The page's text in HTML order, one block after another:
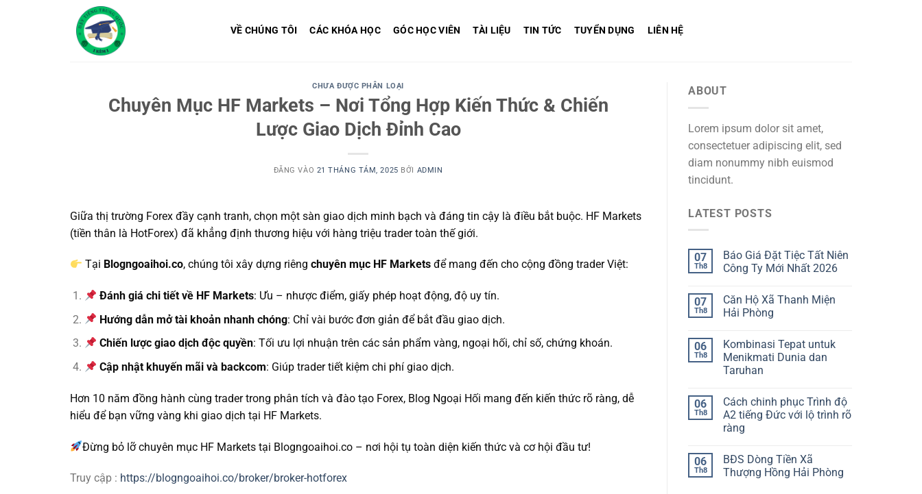
VỀ CHÚNG TÔI CÁC KHÓA HỌC GÓC HỌC VIÊN TÀI LIỆU TIN TỨC TUYỂN DỤNG LIÊN HỆ
CHƯA ĐƯỢC PHÂN LOẠI
Chuyên Mục HF Markets – Nơi Tổng Hợp Kiến Thức & Chiến
Lược Giao Dịch Đỉnh Cao
ĐĂNG VÀO 21 THÁNG TÁM, 2025 BỞI ADMIN
Giữa thị trường Forex đầy cạnh tranh, chọn một sàn giao dịch minh bạch và đáng tin cậy là điều bắt buộc. HF Markets
(tiền thân là HotForex) đã khẳng định thương hiệu với hàng triệu trader toàn thế giới.
Tại Blogngoaihoi.co, chúng tôi xây dựng riêngchuyên mục HF Markets để mang đến cho cộng đồng trader Việt:
Đánh giá chi tiết về HF Markets: Ưu – nhược điểm, giấy phép hoạt động, độ uy tín.
Hướng dẫn mở tài khoản nhanh chóng: Chỉ vài bước đơn giản để bắt đầu giao dịch.
Chiến lược giao dịch độc quyền: Tối ưu lợi nhuận trên các sản phẩm vàng, ngoại hối, chỉ số, chứng khoán.
Cập nhật khuyến mãi và backcom: Giúp trader tiết kiệm chi phí giao dịch.
Hơn 10 năm đồng hành cùng trader trong phân tích và đào tạo Forex, Blog Ngoại Hối mang đến kiến thức rõ ràng, dễ
hiểu để bạn vững vàng khi giao dịch tại HF Markets.
Đừng bỏ lỡ chuyên mục HF Markets tại Blogngoaihoi.co – nơi hội tụ toàn diện kiến thức và cơ hội đầu tư!
Truy cập : https://blogngoaihoi.co/broker/broker-hotforex
ABOUT
Lorem ipsum dolor sit amet,
consectetuer adipiscing elit, sed
diam nonummy nibh euismod
tincidunt.
LATEST POSTS
07
Th8
Báo Giá Đặt Tiệc Tất Niên
Công Ty Mới Nhất 2026
07
Th8
Căn Hộ Xã Thanh Miện
Hải Phòng
06
Th8
Kombinasi Tepat untuk
Menikmati Dunia dan
Taruhan
06
Th8
Cách chinh phục Trình độ
A2 tiếng Đức với lộ trình rõ
ràng
06
Th8
BĐS Dòng Tiền Xã
Thượng Hồng Hải Phòng